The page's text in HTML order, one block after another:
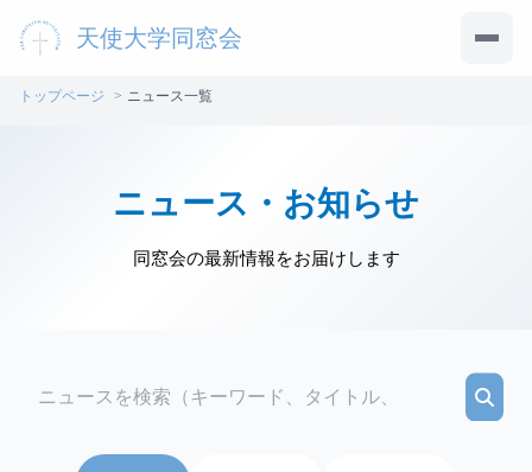
天使大学同窓会
トップページ ニュース一覧
ニュース・お知らせ
同窓会の最新情報をお届けします